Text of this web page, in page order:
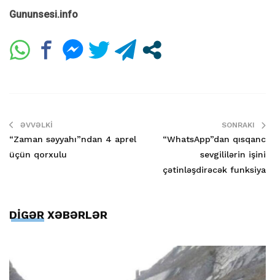
Gununsesi.info
ƏVVƏLKI
“Zaman səyyahı”ndan 4 aprel
üçün qorxulu
SONRAKI
“WhatsApp”dan qısqanc
sevgililərin işini
çətinləşdirəcək funksiya
DİGƏR XƏBƏRLƏR